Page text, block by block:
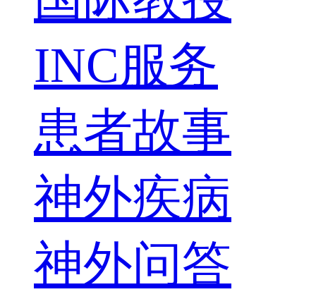
INC服务
患者故事
神外疾病
神外问答